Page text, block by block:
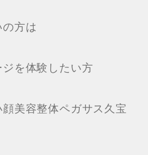
方は
を体験したい方
美容整体ペガサス久宝